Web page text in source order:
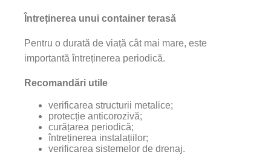
Întreținerea unui container terasă
Pentru o durată de viață cât mai mare, este
importantă întreținerea periodică.
Recomandări utile
verificarea structurii metalice;
protecție anticorozivă;
curățarea periodică;
întreținerea instalațiilor;
verificarea sistemelor de drenaj.